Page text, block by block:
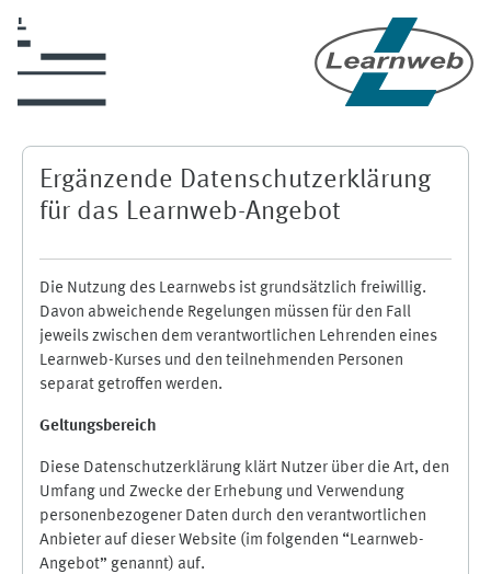
Ergänzende Datenschutzerklärung
für das Learnweb-Angebot
Die Nutzung des Learnwebs ist grundsätzlich freiwillig.
Davon abweichende Regelungen müssen für den Fall
jeweils zwischen dem verantwortlichen Lehrenden eines
Learnweb-Kurses und den teilnehmenden Personen
separat getroffen werden.
Geltungsbereich
Diese Datenschutzerklärung klärt Nutzer über die Art, den
Umfang und Zwecke der Erhebung und Verwendung
personenbezogener Daten durch den verantwortlichen
Anbieter auf dieser Website (im folgenden “Learnweb-
Angebot” genannt) auf.